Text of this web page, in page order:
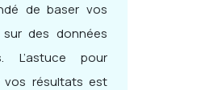
de baser vos
des données
L’astuce pour
vos résultats est